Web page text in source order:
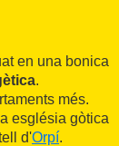
en una bonica
.
més.
església gòtica
d'Orpí.